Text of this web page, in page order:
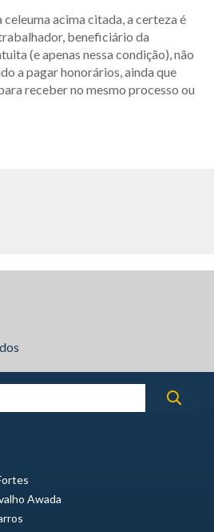
acima citada, a certeza é
beneficiário da
(e apenas nessa condição), não
a pagar honorários, ainda que
receber no mesmo processo ou
Awada